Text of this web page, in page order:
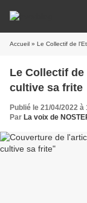
Accueil » Le Collectif de
Le Collectif
cultive sa frite
Publié le 21/04/2022 à
Par La voix de